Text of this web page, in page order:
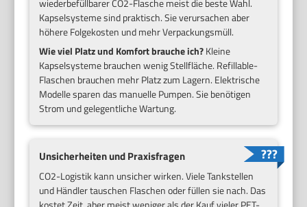
wiederbefüllbarer CO2-Flasche meist die beste Wahl.
Kapselsysteme sind praktisch. Sie verursachen aber
höhere Folgekosten und mehr Verpackungsmüll.
Wie viel Platz und Komfort brauche ich?Kleine
Kapselsysteme brauchen wenig Stellfläche. Refillable-
Flaschen brauchen mehr Platz zum Lagern. Elektrische
Modelle sparen das manuelle Pumpen. Sie benötigen
Strom und gelegentliche Wartung.
Unsicherheiten und Praxisfragen
CO2-Logistik kann unsicher wirken. Viele Tankstellen
und Händler tauschen Flaschen oder füllen sie nach. Das